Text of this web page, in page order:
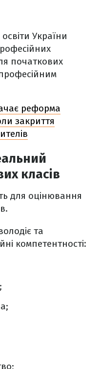
України
початкових
реформа
закриття
класів
для оцінювання
та
компетентності: